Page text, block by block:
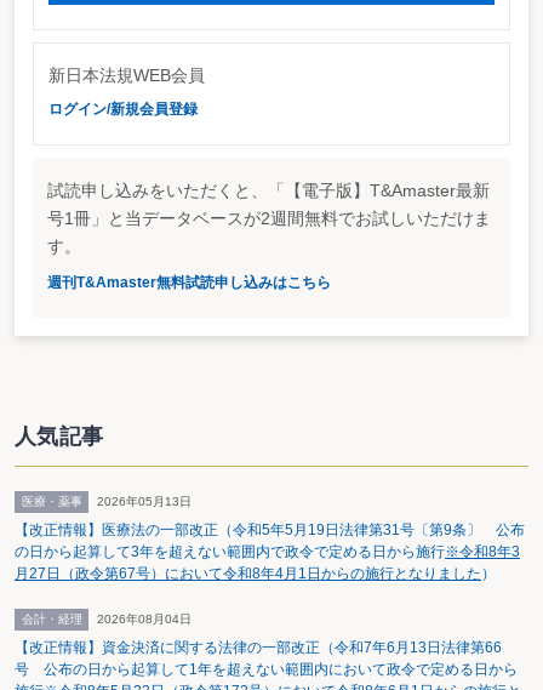
に出資社員への課税が行われないこと、iii 出資額限度法人への移行時に医療法
日本医師会などでは、「出資額限度法人」を平成15年度税制改正要望に盛り
方に関する検討会」最終報告書においても制度化を必要であるとする意見が掲
載されたこともあり、厚労省の平成16年度税制改正新規要望項目に取り上げら
れることになったということだろう。
昨年度の新設要望「業績連動型役員報酬の損金算入」
法人税法が借用する商法においては、業績連動型の役員報酬が商法上の報酬
とする法人税法の考え方は、法人税法固有の考え方となっている。
一方、企業会計基準委員会（ASB）においても役員賞与のP/L計上が検討テ
いサプライズのある要望であっただけに、「なぜ取り下げた？」との印象が拭
えない。会計の取扱いが明らかになることを待つということだろうか。
新日本法規WEB会員
ログイン/新規会員登録
試読申し込みをいただくと、「【電子版】T&Amaster最新
号1冊」と当データベースが2週間無料でお試しいただけま
す。
週刊T&Amaster無料試読申し込みはこちら
人気記事
医療・薬事 2026年05月13日
【改正情報】医療法の一部改正（令和5年5月19日法律第31号〔第9条〕 公布
の日から起算して3年を超えない範囲内で政令で定める日から施行※令和8年3
月27日（政令第67号）において令和8年4月1日からの施行となりました ）
会計・経理 2026年08月04日
【改正情報】資金決済に関する法律の一部改正（令和7年6月13日法律第66
号 公布の日から起算して1年を超えない範囲内において政令で定める日から